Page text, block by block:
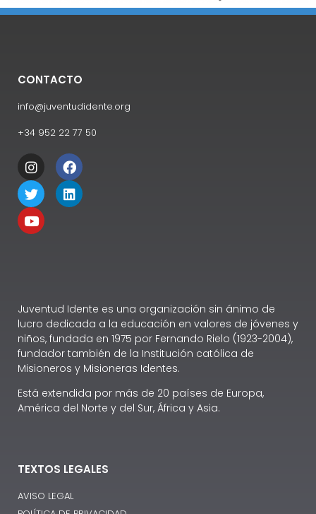
CONTACTO
info@juventudidente.org
+34 952 22 77 50
Juventud Idente es una organización sin ánimo de
lucro dedicada a la educación en valores de jóvenes y
niños, fundada en 1975 por Fernando Rielo (1923-2004),
fundador también de la Institución católica de
Misioneros y Misioneras Identes.
Está extendida por más de 20 países de Europa,
América del Norte y del Sur, África y Asia.
TEXTOS LEGALES
AVISO LEGAL